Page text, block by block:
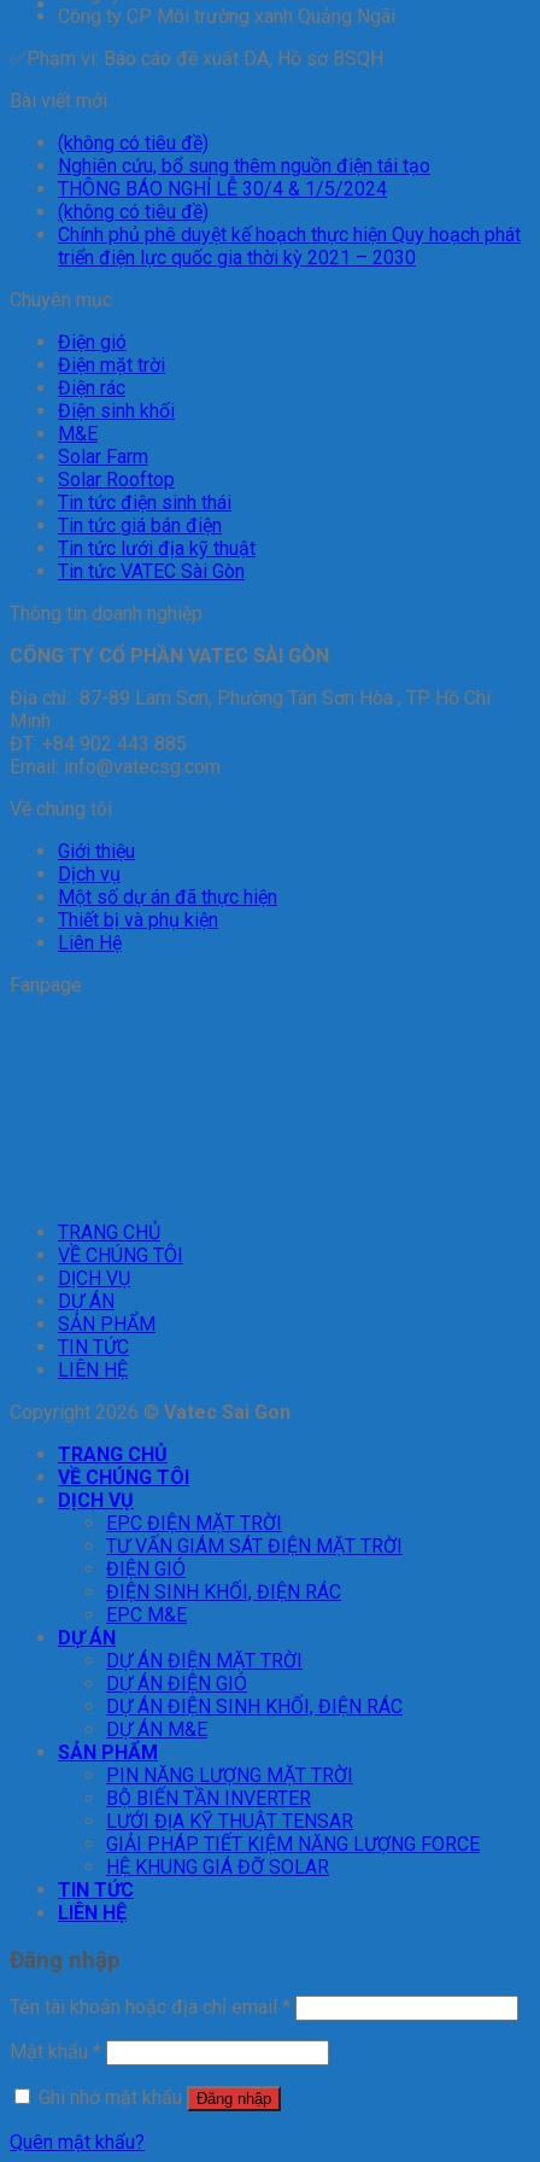
Công ty CP Môi trường xanh Quảng Ngãi
✅Phạm vi: Báo cáo đề xuất DA, Hồ sơ BSQH
Bài viết mới
(không có tiêu đề)
Nghiên cứu, bổ sung thêm nguồn điện tái tạo
THÔNG BÁO NGHỈ LỄ 30/4 & 1/5/2024
(không có tiêu đề)
Chính phủ phê duyệt kế hoạch thực hiện Quy hoạch phát
triển điện lực quốc gia thời kỳ 2021 – 2030
Chuyên mục
Điện gió
Điện mặt trời
Điện rác
Điện sinh khối
M&E
Solar Farm
Solar Rooftop
Tin tức điện sinh thái
Tin tức giá bán điện
Tin tức lưới địa kỹ thuật
Tin tức VATEC Sài Gòn
Thông tin doanh nghiệp
CÔNG TY CỔ PHẦN VATEC SÀI GÒN
Địa chỉ: 87-89 Lam Sơn, Phường Tân Sơn Hòa , TP. Hồ Chí
Minh
ĐT: +84 902 443 885
Email: info@vatecsg.com
Về chúng tôi
Giới thiệu
Dịch vụ
Một số dự án đã thực hiện
Thiết bị và phụ kiện
Liên Hệ
Fanpage
TRANG CHỦ
VỀ CHÚNG TÔI
DỊCH VỤ
DỰ ÁN
SẢN PHẨM
TIN TỨC
LIÊN HỆ
Copyright 2026 © Vatec Sai Gon
TRANG CHỦ
VỀ CHÚNG TÔI
DỊCH VỤ
EPC ĐIỆN MẶT TRỜI
TƯ VẤN GIÁM SÁT ĐIỆN MẶT TRỜI
ĐIỆN GIÓ
ĐIỆN SINH KHỐI, ĐIỆN RÁC
EPC M&E
DỰ ÁN
DỰ ÁN ĐIỆN MẶT TRỜI
DỰ ÁN ĐIỆN GIÓ
DỰ ÁN ĐIỆN SINH KHỐI, ĐIỆN RÁC
DỰ ÁN M&E
SẢN PHẨM
PIN NĂNG LƯỢNG MẶT TRỜI
BỘ BIẾN TẦN INVERTER
LƯỚI ĐỊA KỸ THUẬT TENSAR
GIẢI PHÁP TIẾT KIỆM NĂNG LƯỢNG FORCE
HỆ KHUNG GIÁ ĐỠ SOLAR
TIN TỨC
LIÊN HỆ
Đăng nhập
Tên tài khoản hoặc địa chỉ email *
Mật khẩu *
Ghi nhớ mật khẩu
Đăng nhập
Quên mật khẩu?